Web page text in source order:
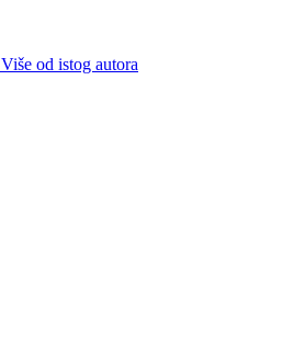
Više od istog autora